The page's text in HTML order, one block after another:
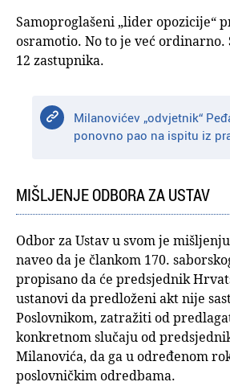
Samoproglašeni „lider opozicije“
osramotio. No to je već ordinarno.
12 zastupnika.
Milanovićev „odvjetnik“
ponovno pao na ispitu iz
MIŠLJENJE ODBORA ZA USTAV
Odbor za Ustav u svom je
naveo da je člankom 170.
propisano da će predsjednik
ustanovi da predloženi akt nije
Poslovnikom, zatražiti od
konkretnom slučaju od
Milanovića, da ga u određenom
poslovničkim odredbama.